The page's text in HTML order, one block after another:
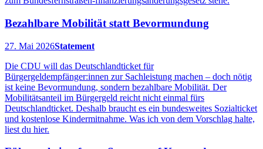
Bezahlbare Mobilität statt Bevormundung
27. Mai 2026Statement
Die CDU will das Deutschlandticket für
Bürgergeldempfänger:innen zur Sachleistung machen – doch nötig
ist keine Bevormundung, sondern bezahlbare Mobilität. Der
Mobilitätsanteil im Bürgergeld reicht nicht einmal fürs
Deutschlandticket. Deshalb braucht es ein bundesweites Sozialticket
und kostenlose Kindermitnahme. Was ich von dem Vorschlag halte,
liest du hier.